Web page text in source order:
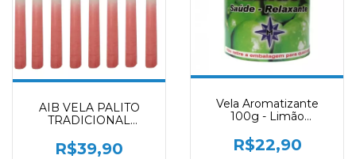
AIB VELA PALITO
TRADICIONAL
BRANCO E ROSA
R$39,90
Vela Aromatizante
100g - Limão
R$22,90